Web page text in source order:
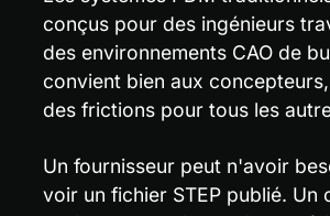
conçus pour des ingénieurs
des environnements CAO de
convient bien aux
des frictions pour tous les
Un fournisseur peut n'avoir
voir un fichier STEP publié. Un